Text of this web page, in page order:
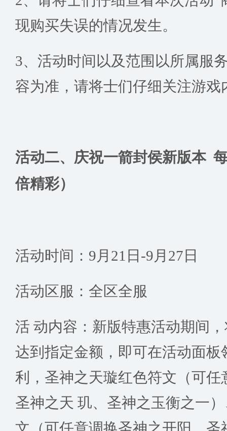
现购买失误的情况发生。
3、活动时间以及范围以所属服
容为准，请将士们仔细关注游戏
活动二、庆祝一箭封侯新版本
倍精彩）
活动时间：9月21日-9月27日
活动区服：全区全服
活 动内容：新版特惠活动期间
达到指定金额，即可在活动面板
利，圣神之天璇红色符文（可任
圣神之天 玑、圣神之玉衡之一